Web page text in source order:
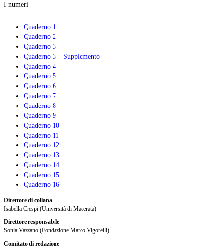
di
I numeri
Quaderno 1
Quaderno 2
Quaderno 3
Quaderno 3 – Supplemento
Quaderno 4
Quaderno 5
Quaderno 6
Quaderno 7
Quaderno 8
Quaderno 9
Quaderno 10
Quaderno 11
Quaderno 12
Quaderno 13
Quaderno 14
Quaderno 15
Quaderno 16
Direttore di collana
Isabella Crespi (Università di Macerata)
Direttore responsabile
Sonia Vazzano (Fondazione Marco Vigorelli)
Comitato di redazione